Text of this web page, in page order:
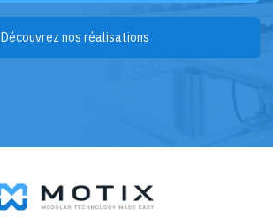
Découvrez nos réalisations